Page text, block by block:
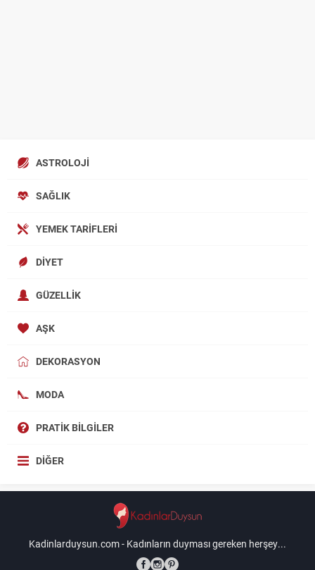
ASTROLOJI
SAĞLIK
YEMEK TARIFLERI
DIYET
GÜZELLIK
AŞK
DEKORASYON
MODA
PRATIK BILGILER
DIĞER
Kadinlarduysun.com - Kadınların duyması gereken herşey...